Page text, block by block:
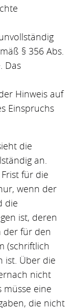
§ 356 Abs.
Das
Hinweis auf
Einspruchs
die
an.
für die
wenn der
die
ist, deren
der für den
(schriftlich
ist. Über die
nicht
müsse eine
die nicht